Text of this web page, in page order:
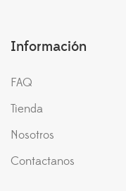
Información
FAQ
Tienda
Nosotros
Contactanos